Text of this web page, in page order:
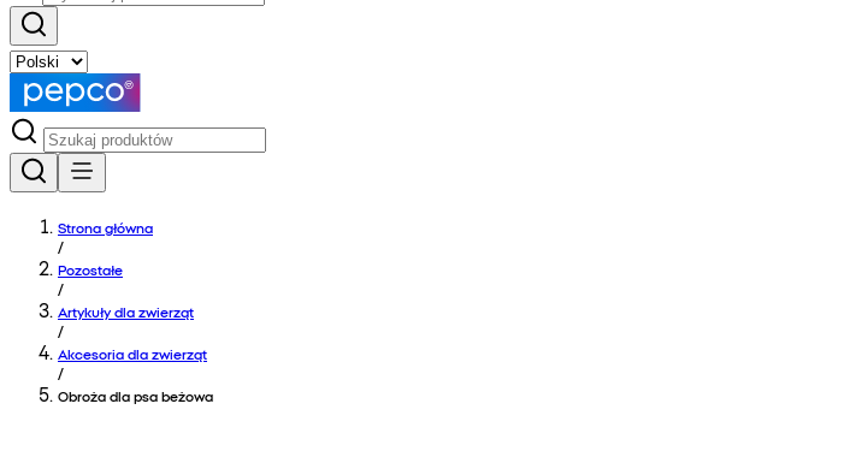
Strona główna
/
Pozostałe
/
Artykuły dla zwierząt
/
Akcesoria dla zwierząt
/
Obroża dla psa beżowa